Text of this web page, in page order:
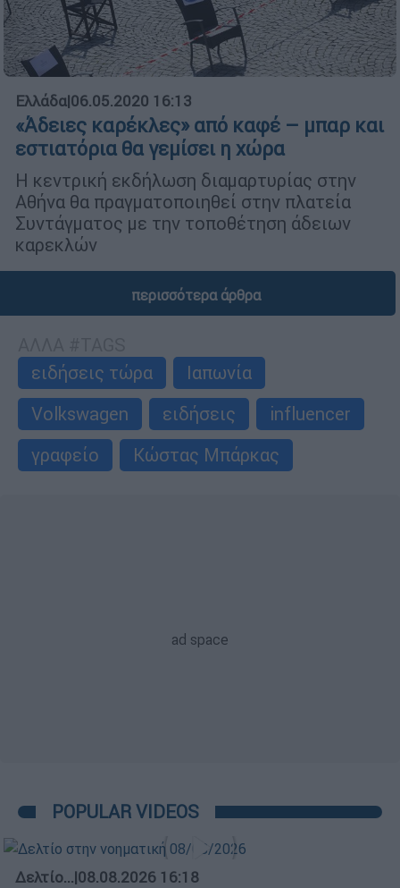
Ελλάδα|06.05.2020 16:13
«Άδειες καρέκλες» από καφέ – μπαρ και
εστιατόρια θα γεμίσει η χώρα
Η κεντρική εκδήλωση διαμαρτυρίας στην
Αθήνα θα πραγματοποιηθεί στην πλατεία
Συντάγματος με την τοποθέτηση άδειων
καρεκλών
περισσότερα άρθρα
ειδήσεις τώρα
Ιαπωνία
Volkswagen
ειδήσεις
influencer
γραφείο
Κώστας Μπάρκας
POPULAR VIDEOS
Δελτίο...|08.08.2026 16:18